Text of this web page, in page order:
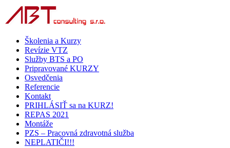
Školenia a Kurzy
Revízie VTZ
Služby BTS a PO
Pripravované KURZY
Osvedčenia
Referencie
Kontakt
PRIHLÁSIŤ sa na KURZ!
REPAS 2021
Montáže
PZS – Pracovná zdravotná služba
NEPLATIČI!!!